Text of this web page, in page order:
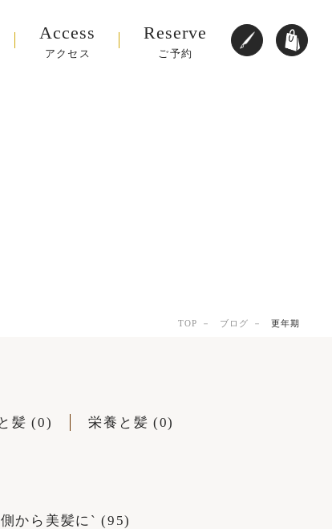
Access
アクセス
Reserve
ご予約
TOP ブログ 更年期
髪 (0) 栄養と髪 (0)
から美髪に` (95)